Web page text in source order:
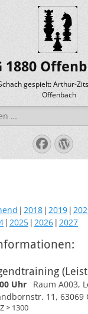
1880
gespielt: Arthur-
Offenbach
2018 2019
2025 2026 2027
Uhr
Raum A003,
11, 63069
> 1300